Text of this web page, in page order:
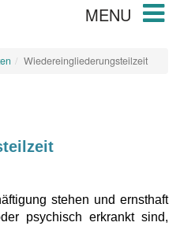
MENU
Wiedereingliederungsteilzeit
stehen und ernsthaft
psychisch erkrankt sind,